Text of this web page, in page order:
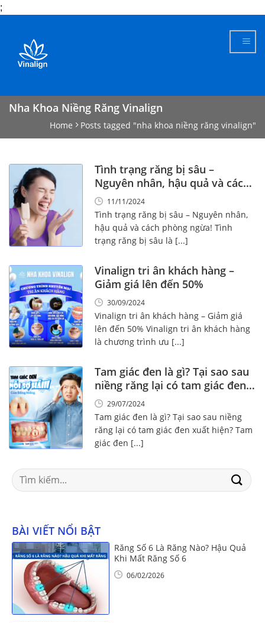
;
content
Nha Khoa Niềng Răng Vinalign
Home Posts tagged "nha khoa niềng răng vinalign"
Tình trạng răng bị sâu –
Nguyên nhân, hậu quả và cách
phòng ngừa!
11/11/2024
Tình trạng răng bị sâu – Nguyên nhân,
hậu quả và cách phòng ngừa! Tình
trạng răng bị sâu là [...]
Vinalign tri ân khách hàng –
Giảm giá lên đến 50%
30/09/2024
Vinalign tri ân khách hàng – Giảm giá
lên đến 50% Vinalign tri ân khách hàng
là chương trình ưu [...]
Tam giác đen là gì? Tại sao sau
niềng răng lại có tam giác đen
xuất hiện?
29/07/2024
Tam giác đen là gì? Tại sao sau niềng
răng lại có tam giác đen xuất hiện? Tam
giác đen [...]
Search
for:
BÀI VIẾT NỔI BẬT
Răng Số 6 Là Răng Nào? Hậu Quả
Khi Mất Răng Số 6
06/02/2026